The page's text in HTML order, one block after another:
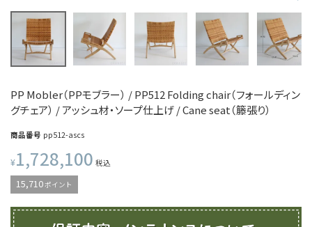
PP Mobler（PPモブラー） / PP512 Folding chair（フォールディン
グチェア） / アッシュ材・ソープ仕上げ / Cane seat（籐張り）
商品番号 pp512-ascs
¥1,728,100 税込
15,710ポイント